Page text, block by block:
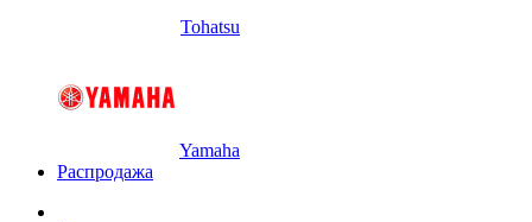
Tohatsu
Yamaha
Распродажа